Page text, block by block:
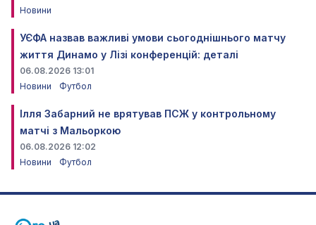
Новини
УЄФА назвав важливі умови сьогоднішнього матчу
життя Динамо у Лізі конференцій: деталі
06.08.2026 13:01
Новини
Футбол
Ілля Забарний не врятував ПСЖ у контрольному
матчі з Мальоркою
06.08.2026 12:02
Новини
Футбол